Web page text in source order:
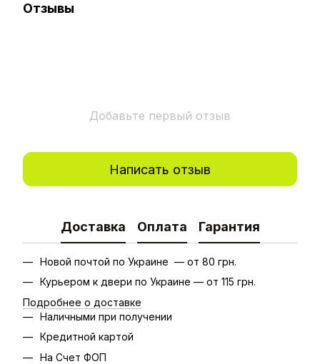
Отзывы
Добавьте первый отзыв
Написать отзыв
Доставка Оплата Гарантия
Новой почтой по Украине — от 80 грн.
Курьером к двери по Украине — от 115 грн.
Подробнее о доставке
Наличными при получении
Кредитной картой
На Счет ФОП